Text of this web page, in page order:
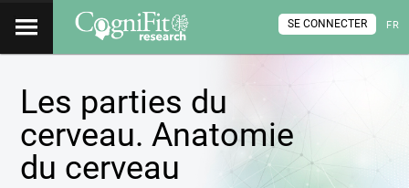
FR
SE CONNECTER
Les parties du
cerveau. Anatomie
du cerveau